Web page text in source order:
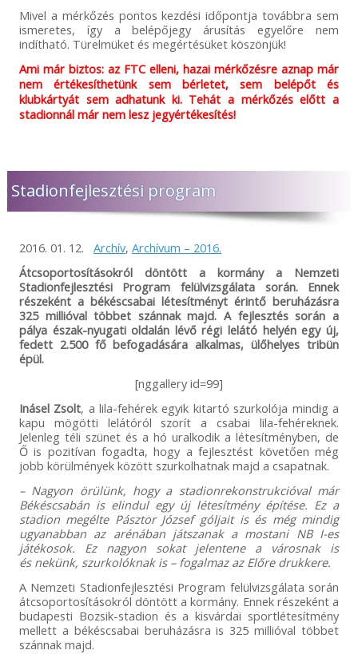
Mivel a mérkőzés pontos kezdési időpontja továbbra sem
ismeretes, így a belépőjegy árusítás egyelőre nem
indítható. Türelmüket és megértésüket köszönjük!
Ami már biztos: az FTC elleni, hazai mérkőzésre aznap már
nem értékesíthetünk sem bérletet, sem belépőt és
klubkártyát sem adhatunk ki. Tehát a mérkőzés előtt a
stadionnál már nem lesz jegyértékesítés!
Stadionfejlesztési program
2016. 01. 12. Archív, Archívum – 2016.
Átcsoportosításokról döntött a kormány a Nemzeti
Stadionfejlesztési Program felülvizsgálata során. Ennek
részeként a békéscsabai létesítményt érintő beruházásra
325 millióval többet szánnak majd. A fejlesztés során a
pálya észak-nyugati oldalán lévő régi lelátó helyén egy új,
fedett 2.500 fő befogadására alkalmas, ülőhelyes tribün
épül.
[nggallery id=99]
Inásel Zsolt, a lila-fehérek egyik kitartó szurkolója mindig a
kapu mögötti lelátóról szorít a csabai lila-fehéreknek.
Jelenleg téli szünet és a hó uralkodik a létesítményben, de
Ő is pozitívan fogadta, hogy a fejlesztést követően még
jobb körülmények között szurkolhatnak majd a csapatnak.
– Nagyon örülünk, hogy a stadionrekonstrukcióval már
Békéscsabán is elindul egy új létesítmény építése. Ez a
stadion megélte Pásztor József góljait is és még mindig
ugyanabban az arénában játszanak a mostani NB I-es
játékosok. Ez nagyon sokat jelentene a városnak is
és nekünk, szurkolóknak is – fogalmaz az Előre drukkere.
A Nemzeti Stadionfejlesztési Program felülvizsgálata során
átcsoportosításokról döntött a kormány. Ennek részeként a
budapesti Bozsik-stadion és a kisvárdai sportlétesítmény
mellett a békéscsabai beruházásra is 325 millióval többet
szánnak majd.